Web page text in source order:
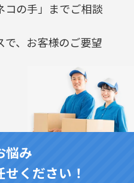
コの手」までご相談
で、お客様のご要望
悩み
せください！